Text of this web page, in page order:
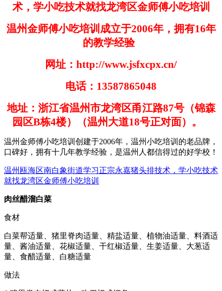
术，学小吃技术就找龙湾区金师傅小吃培训
温州金师傅小吃培训成立于2006年，拥有16年
的教学经验
网址： http://www.jsfxcpx.cn/
电话： 13587865048
地址：浙江省温州市龙湾区甬江路87号（锦森
园区B栋4楼）（温州大道18号正对面）。
温州金师傅小吃培训创建于2006年，温州小吃培训的老品牌，
口碑好，拥有十几年教学经验，是温州人都信得过的好学校！
温州瓯海区南白象街道学习正宗永嘉猪头排技术，学小吃技术
就找龙湾区金师傅小吃培训
肉丝醋溜白菜
食材
白菜帮适量、猪里脊肉适量、精盐适量、植物油适量、料酒适
量、酱油适量、花椒适量、干红椒适量、生姜适量、大葱适
量、食醋适量、白糖适量
做法